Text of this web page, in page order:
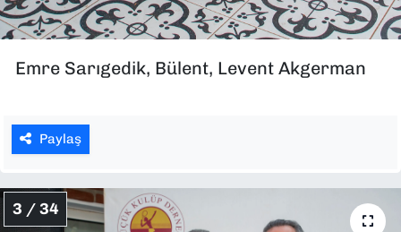
Emre Sarıgedik, Bülent, Levent Akgerman
Paylaş
3 / 34